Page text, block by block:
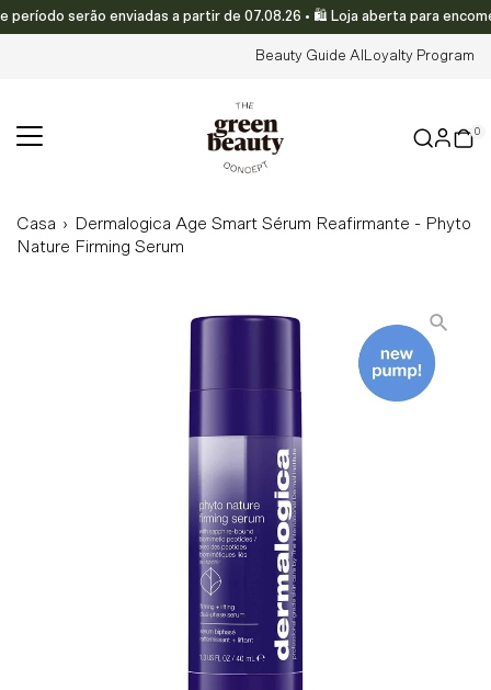
Translation missing: pt-PT.accessibility.skip_to_text
serão enviadas a partir de 07.08.26 • 🛍️ Loja aberta para
Beauty Guide AI Loyalty Program
0
Casa ›
Dermalogica Age Smart Sérum Reafirmante - Phyto
Nature Firming Serum